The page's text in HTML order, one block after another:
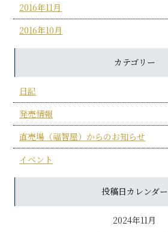
2016年11月
2016年10月
カテゴリー
日記
発売情報
直売場（福智屋）からのお知らせ
イベント
投稿日カレンダー
2024年11月